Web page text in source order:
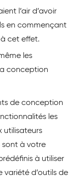
l’air d’avoir
en commençant
cet effet.
les
conception
de conception
les
utilisateurs
sont à votre
à utiliser
variété d’outils de